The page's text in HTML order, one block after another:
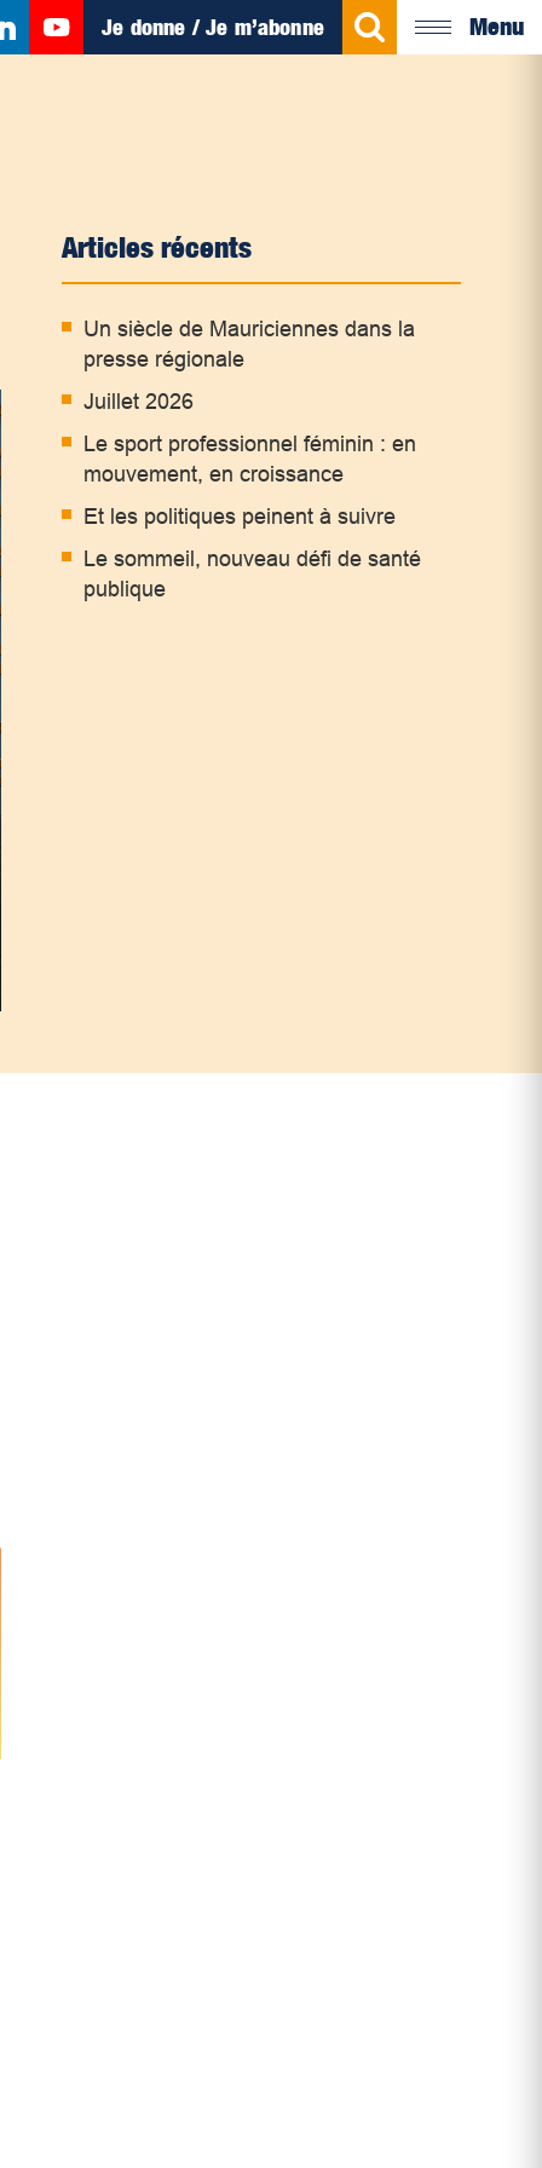
Je donne / Je m’abonne Menu
Articles récents
Un siècle de Mauriciennes dans la
presse régionale
Juillet 2026
Le sport professionnel féminin : en
mouvement, en croissance
Et les politiques peinent à suivre
Le sommeil, nouveau défi de santé
publique